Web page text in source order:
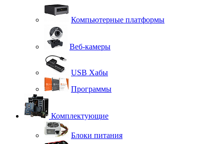
Компьютерные платформы
Веб-камеры
USB Хабы
Программы
Комплектующие
Блоки питания